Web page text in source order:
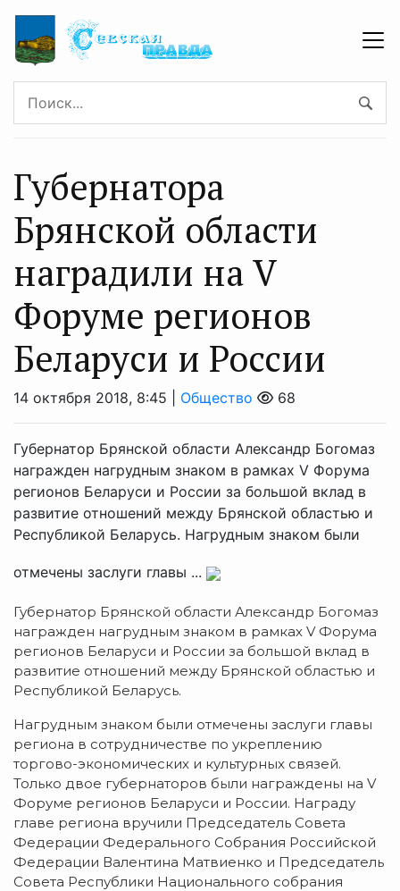
Губернатора
Брянской области
наградили на V
Форуме регионов
Беларуси и России
14 октября 2018, 8:45 | Общество 68
Губернатор Брянской области Александр Богомаз
награжден нагрудным знаком в рамках V Форума
регионов Беларуси и России за большой вклад в
развитие отношений между Брянской областью и
Республикой Беларусь. Нагрудным знаком были
отмечены заслуги главы ...
Губернатор Брянской области Александр Богомаз
награжден нагрудным знаком в рамках V Форума
регионов Беларуси и России за большой вклад в
развитие отношений между Брянской областью и
Республикой Беларусь.
Нагрудным знаком были отмечены заслуги главы
региона в сотрудничестве по укреплению
торгово-экономических и культурных связей.
Только двое губернаторов были награждены на V
Форуме регионов Беларуси и России. Награду
главе региона вручили Председатель Совета
Федерации Федерального Собрания Российской
Федерации Валентина Матвиенко и Председатель
Совета Республики Национального собрания